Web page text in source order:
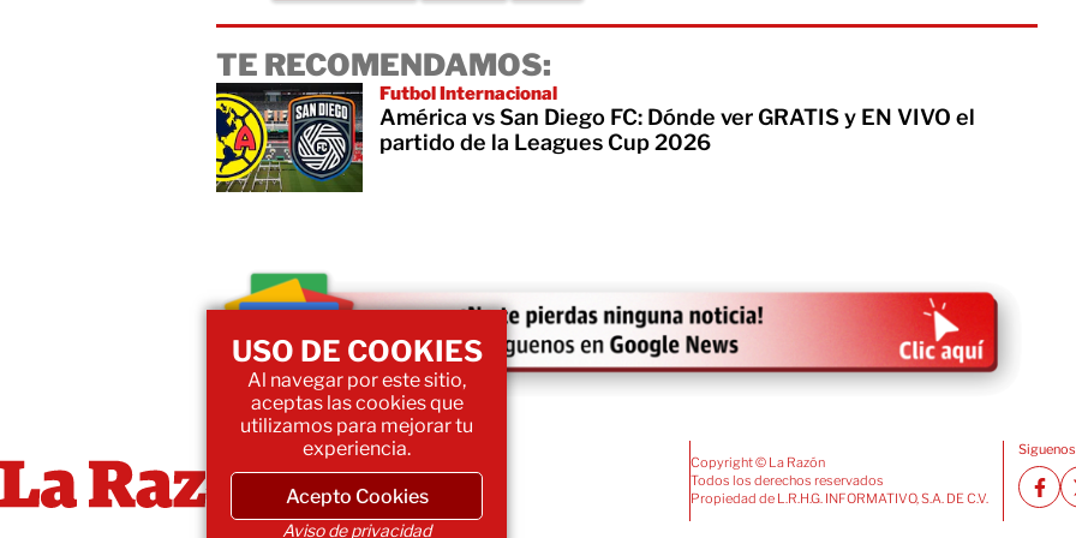
TE RECOMENDAMOS:
Futbol Internacional
América vs San Diego FC: Dónde ver GRATIS y EN VIVO el
partido de la Leagues Cup 2026
Copyright © La Razón
Todos los derechos reservados
Propiedad de L.R.H.G. INFORMATIVO, S.A. DE C.V.
USO DE COOKIES
Al navegar por este sitio,
aceptas las cookies que
utilizamos para mejorar tu
experiencia.
Acepto Cookies
Aviso de privacidad